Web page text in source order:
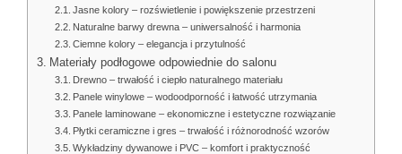
Jasne kolory – rozświetlenie i powiększenie przestrzeni
Naturalne barwy drewna – uniwersalność i harmonia
Ciemne kolory – elegancja i przytulność
Materiały podłogowe odpowiednie do salonu
Drewno – trwałość i ciepło naturalnego materiału
Panele winylowe – wodoodporność i łatwość utrzymania
Panele laminowane – ekonomiczne i estetyczne rozwiązanie
Płytki ceramiczne i gres – trwałość i różnorodność wzorów
Wykładziny dywanowe i PVC – komfort i praktyczność